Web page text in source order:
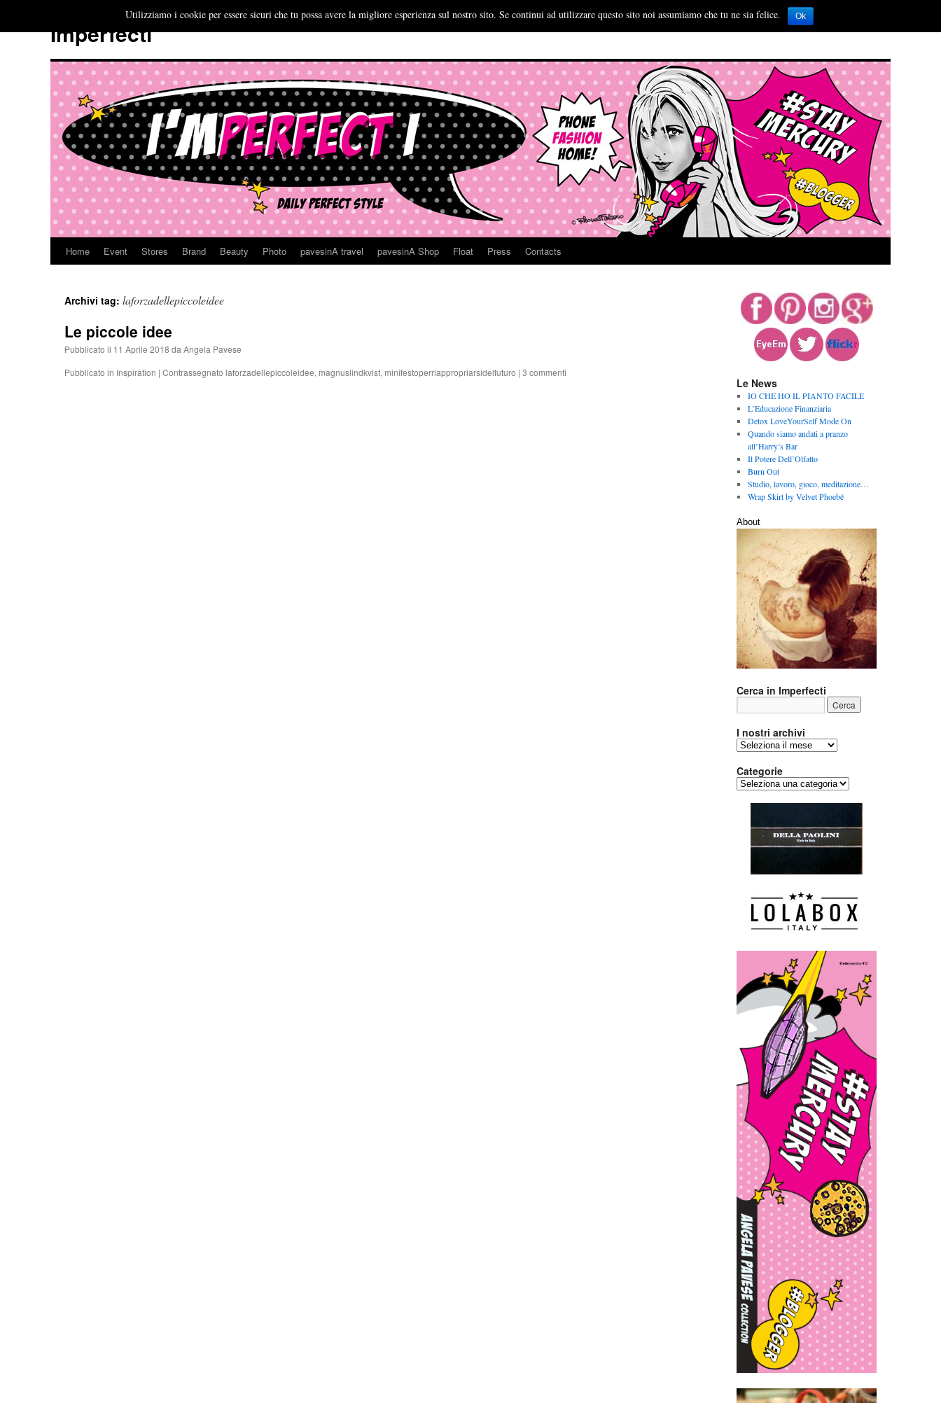
Imperfecti
Vai
contenuto
Home Event Stores Brand Beauty Photo pavesinA travel pavesinA Shop Float Press Contacts
Archivi tag: laforzadellepiccoleidee
Le piccole idee
Pubblicato il 11 Aprile 2018 da Angela Pavese
Pubblicato in Inspiration | Contrassegnato laforzadellepiccoleidee, magnuslindkvist, minifestoperriappropriarsidelfuturo | 3 commenti
Le News
IO CHE HO IL PIANTO FACILE
L’Educazione Finanziaria
Detox LoveYourSelf Mode On
Quando siamo andati a pranzo
all’Harry’s Bar
Il Potere Dell’Olfatto
Burn Out
Studio, lavoro, gioco, meditazione…
Wrap Skirt by Velvet Phoebé
About
Cerca in Imperfecti
I nostri archivi
archivi
Categorie
Categorie
Utilizziamo i cookie per essere sicuri che tu possa avere la migliore esperienza sul nostro sito. Se continui ad utilizzare questo sito noi assumiamo che tu ne sia felice. Ok